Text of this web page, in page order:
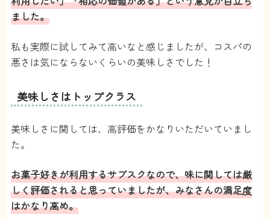
毎月のモチベに関わるので、ずっと続けたいと思っ
てます♪
るーたん
27歳 女
投稿日：2022/08/09
プロのスイーツは違う
値段は高いけど、コスパ気にして買うものでもない
と思ってるので、個人的には気になりません。
【お店の数】
ちょうど良いと思います。結構長く利用してるの
ました。
私も実際に試してみて高いなと感じましたが、コスパの
悪さは気にならないくらいの美味しさでした！
美味しさはトップクラス
美味しさに関しては、高評価をかなりいただいていまし
た。
お菓子好きが利用するサブスクなので、味に関しては厳
しく評価されると思っていましたが、みなさんの満足度
はかなり高め。